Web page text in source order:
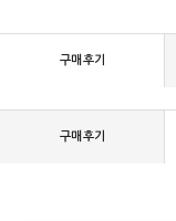
구매후기
구매후기